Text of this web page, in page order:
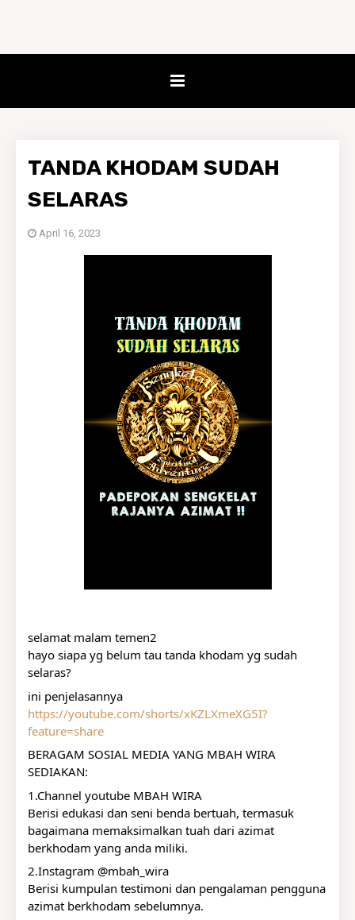
TANDA KHODAM SUDAH
SELARAS
April 16, 2023
selamat malam temen2
hayo siapa yg belum tau tanda khodam yg sudah
selaras?
ini penjelasannya
https://youtube.com/shorts/xKZLXmeXG5I?
feature=share
BERAGAM SOSIAL MEDIA YANG MBAH WIRA
SEDIAKAN:
1.Channel youtube MBAH WIRA
Berisi edukasi dan seni benda bertuah, termasuk
bagaimana memaksimalkan tuah dari azimat
berkhodam yang anda miliki.
2.Instagram @mbah_wira
Berisi kumpulan testimoni dan pengalaman pengguna
azimat berkhodam sebelumnya.